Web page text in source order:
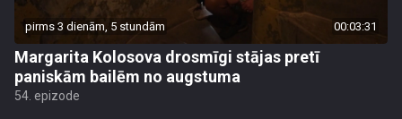
pirms 3 dienām, 5 stundām 00:03:31
Margarita Kolosova drosmīgi stājas pretī
paniskām bailēm no augstuma
54. epizode